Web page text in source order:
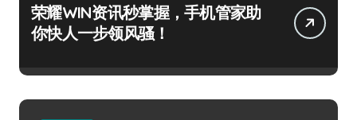
荣耀WIN资讯秒掌握，手机管家助
你快人一步领风骚！